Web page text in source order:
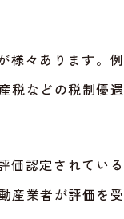
様々あります。例
税などの税制優遇
価認定されている
産業者が評価を受